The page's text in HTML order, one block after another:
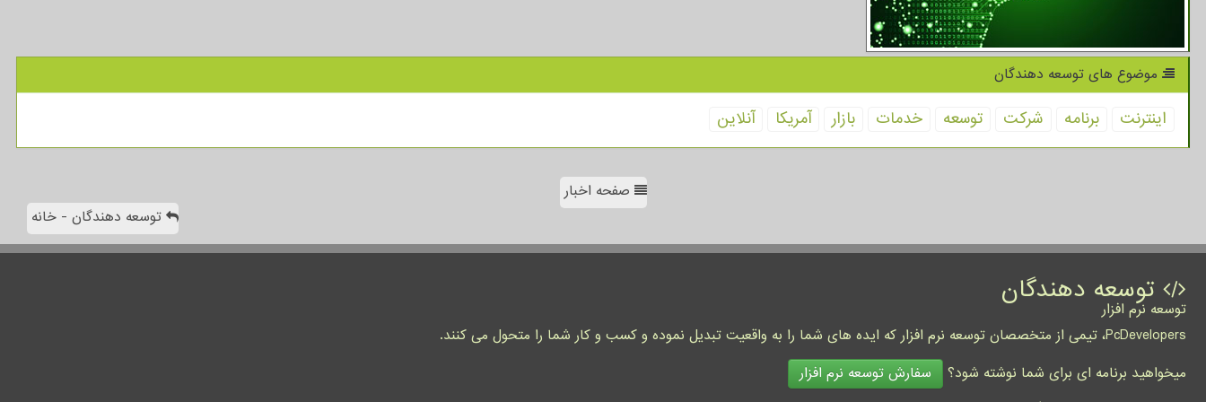
موضوع های توسعه دهندگان
اینترنت برنامه شركت توسعه خدمات بازار آمریكا آنلاین
صفحه اخبار
توسعه دهندگان - خانه
توسعه دهندگان
توسعه نرم افزار
PcDevelopers، تیمی از متخصصان توسعه نرم افزار که ایده های شما را به واقعیت تبدیل نموده و کسب و کار شما را متحول می کنند.
میخواهید برنامه ای برای شما نوشته شود؟
سفارش توسعه نرم افزار